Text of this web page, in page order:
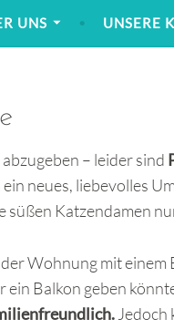
UNS UNSERE
– leider sind
neues, liebevolles
süßen Katzendamen
Wohnung mit einem
Balkon geben